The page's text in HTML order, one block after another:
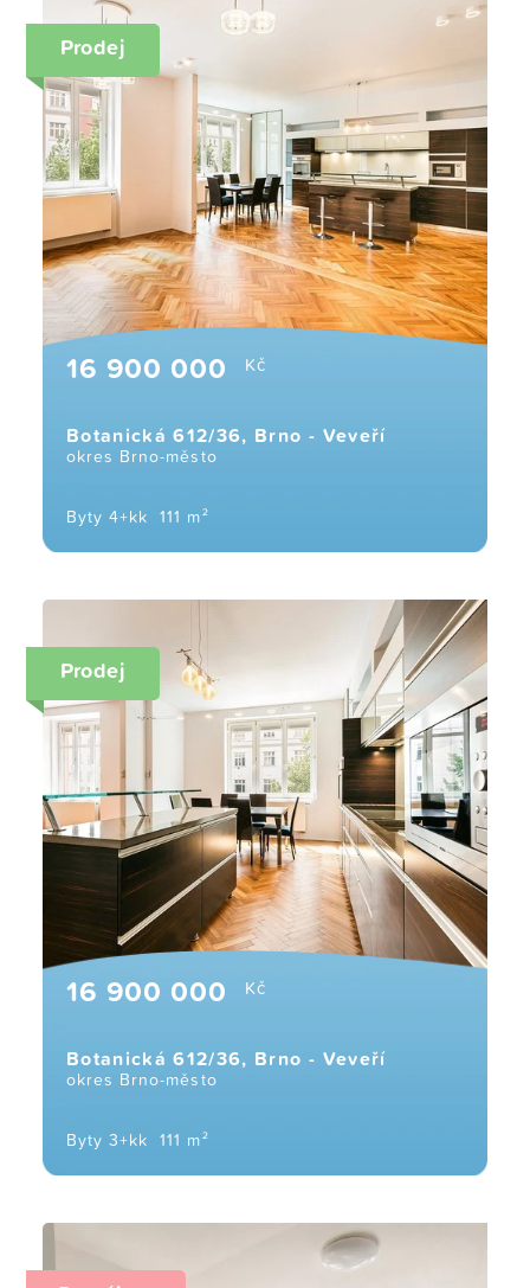
16 900 000 Kč
Botanická 612/36, Brno - Veveří
okres Brno-město
Byty 4+kk 111 m²
Prodej
16 900 000 Kč
Botanická 612/36, Brno - Veveří
okres Brno-město
Byty 3+kk 111 m²
Prodej